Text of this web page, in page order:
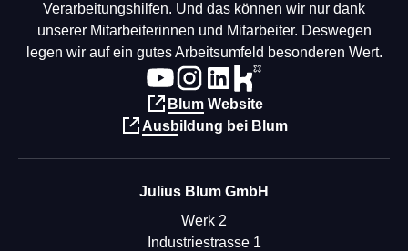
Verarbeitungshilfen. Und das können wir nur dank
unserer Mitarbeiterinnen und Mitarbeiter. Deswegen
legen wir auf ein gutes Arbeitsumfeld besonderen Wert.
Blum Website
Ausbildung bei Blum
Julius Blum GmbH
Werk 2
Industriestrasse 1